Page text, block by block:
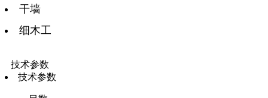
干墙
细木工
技术参数
技术参数